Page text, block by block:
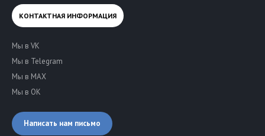
КОНТАКТНАЯ ИНФОРМАЦИЯ
Мы в VK
Мы в Telegram
Мы в MAX
Мы в OK
Написать нам письмо